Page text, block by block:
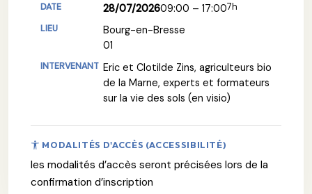
28/07/202609:00 – 17:007h
Bourg-en-Bresse
01
Eric et Clotilde Zins, agriculteurs bio
de la Marne, experts et formateurs
sur la vie des sols (en visio)
MODALITÉS D'ACCÈS (ACCESSIBILITÉ)
les modalités d’accès seront précisées lors de la
confirmation d’inscription